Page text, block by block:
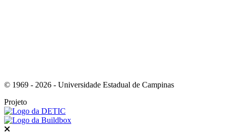
© 1969 - 2026 - Universidade Estadual de Campinas
Projeto